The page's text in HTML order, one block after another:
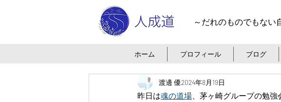
～だれのものでもない
ホーム プロフィール ブログ
渡邊 優2024年8月19日
昨日は魂の道場 、茅ヶ崎グループの勉強